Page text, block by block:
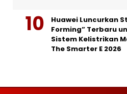
Huawei Luncurkan
Forming” Terbaru
Sistem Kelistrikan
The Smarter E 2026